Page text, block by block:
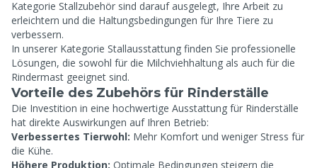
Kategorie Stallzubehör sind darauf ausgelegt, Ihre Arbeit zu
erleichtern und die Haltungsbedingungen für Ihre Tiere zu
verbessern.
In unserer Kategorie Stallausstattung finden Sie professionelle
Lösungen, die sowohl für die Milchviehhaltung als auch für die
Rindermast geeignet sind.
Vorteile des Zubehörs für Rinderställe
Die Investition in eine hochwertige Ausstattung für Rinderställe
hat direkte Auswirkungen auf Ihren Betrieb:
Verbessertes Tierwohl: Mehr Komfort und weniger Stress für
die Kühe.
Höhere Produktion: Optimale Bedingungen steigern die